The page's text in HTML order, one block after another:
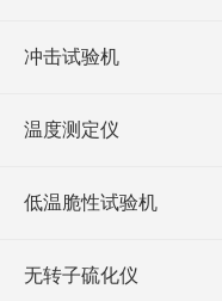
冲击试验机
温度测定仪
低温脆性试验机
无转子硫化仪